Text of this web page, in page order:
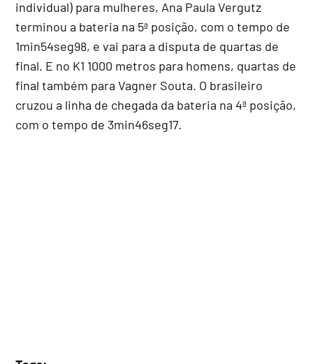
individual) para mulheres, Ana Paula Vergutz
terminou a bateria na 5ª posição, com o tempo de
1min54seg98, e vai para a disputa de quartas de
final. E no K1 1000 metros para homens, quartas de
final também para Vagner Souta. O brasileiro
cruzou a linha de chegada da bateria na 4ª posição,
com o tempo de 3min46seg17.